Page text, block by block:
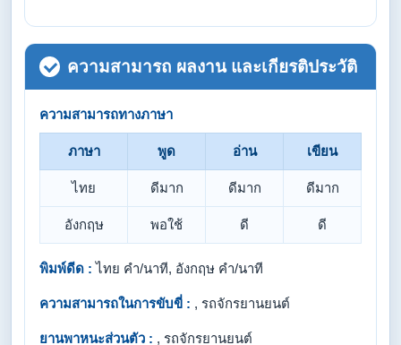
ความสามารถ ผลงาน และเกียรติประวัติ
ความสามารถทางภาษา
ภาษา พูด อ่าน เขียน
ไทย ดีมาก ดีมาก ดีมาก
อังกฤษ พอใช้ ดี ดี
พิมพ์ดีด : ไทย คำ/นาที, อังกฤษ คำ/นาที
ความสามารถในการขับขี่ : , รถจักรยานยนต์
ยานพาหนะส่วนตัว : , รถจักรยานยนต์